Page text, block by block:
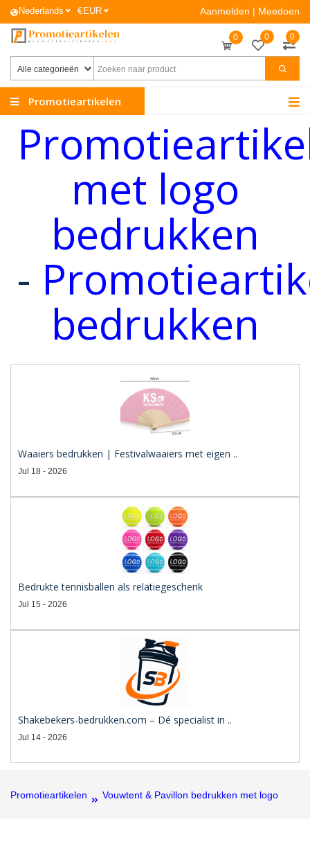
Nederlands € EUR Aanmelden | Meedoen
0 0 0
Promotieartikelen
met logo
bedrukken
-
bedrukken
Waaiers bedrukken | Festivalwaaiers met eigen ..
Jul 18 - 2026
Bedrukte tennisballen als relatiegeschenk
Jul 15 - 2026
Shakebekers-bedrukken.com – Dé specialist in ..
Jul 14 - 2026
Promotieartikelen Vouwtent & Pavillon bedrukken met logo